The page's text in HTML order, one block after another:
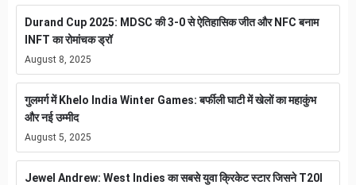
Durand Cup 2025: MDSC की 3-0 से ऐतिहासिक जीत और NFC बनाम
INFT का रोमांचक ड्रॉ
August 8, 2025
गुलमर्ग में Khelo India Winter Games: बर्फीली घाटी में खेलों का महाकुंभ
और नई उम्मीद
August 5, 2025
Jewel Andrew: West Indies का सबसे युवा क्रिकेट स्टार जिसने T20I